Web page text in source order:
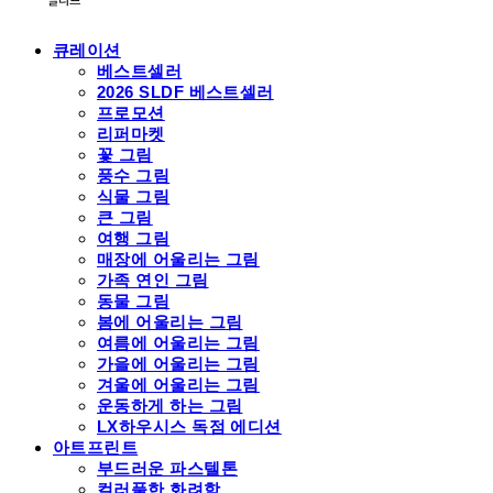
큐레이션
베스트셀러
2026 SLDF 베스트셀러
프로모션
리퍼마켓
꽃 그림
풍수 그림
식물 그림
큰 그림
여행 그림
매장에 어울리는 그림
가족 연인 그림
동물 그림
봄에 어울리는 그림
여름에 어울리는 그림
가을에 어울리는 그림
겨울에 어울리는 그림
운동하게 하는 그림
LX하우시스 독점 에디션
아트프린트
부드러운 파스텔톤
컬러풀한 화려함